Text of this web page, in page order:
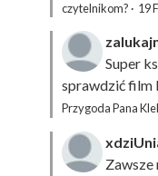
czytelnikom? · 19
Super
sprawdzić film
Przygoda Pana
Zawsze